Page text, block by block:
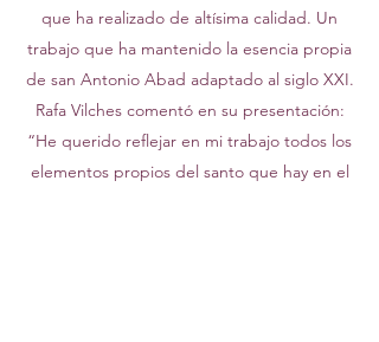
que ha realizado de altísima calidad. Un
trabajo que ha mantenido la esencia propia
de san Antonio Abad adaptado al siglo XXI.
Rafa Vilches comentó en su presentación:
“He querido reflejar en mi trabajo todos los
elementos propios del santo que hay en el